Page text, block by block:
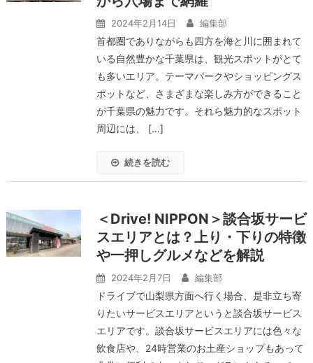
2024年2月14日 編集部
首都圏でありながらも四方を海と川に囲まれて
いる自然豊かな千葉県は、観光スポットがとて
も多いエリア。テーマパークやショッピングス
ポットなど、さまざまな楽しみ方ができること
が千葉県の魅力です。それら魅力的なスポット
周辺には、 […]
続きを読む
＜Drive! NIPPON＞談合坂サービ
スエリアとは？上り・下りの特徴
や一押しグルメなどを解説
2024年2月7日 編集部
ドライブで山梨県方面へ行く場合、是非立ち寄
りたいサービスエリアというと談合坂サービス
エリアです。談合坂サービスエリアには色々な
飲食店や、24時営業のお土産ショップもあって